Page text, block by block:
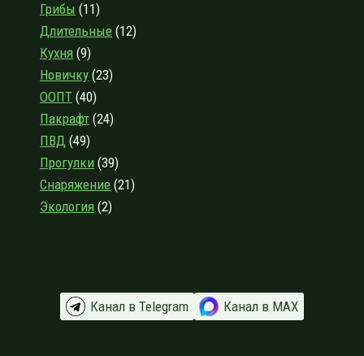
ДЕРЕВНИ
КОРПИКОВО
Грибы (11)
Длительные (12)
Кухня (9)
Новичку (23)
ООПТ (40)
Пакрафт (24)
ПВД (49)
Прогулки (39)
Снаряжение (21)
Экология (2)
Канал в Telegram Канал в МАХ